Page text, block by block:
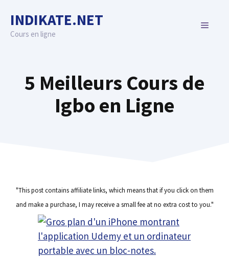
content
INDIKATE.NET
Cours en ligne
MENU
5 Meilleurs Cours de
Igbo en Ligne
"This post contains affiliate links, which means that if you click on them
and make a purchase, I may receive a small fee at no extra cost to you."